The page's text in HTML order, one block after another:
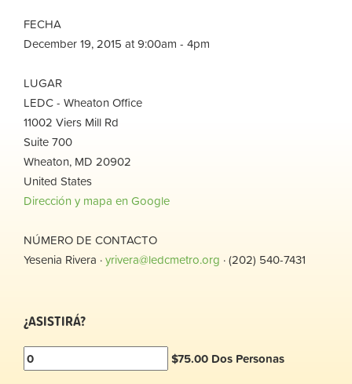
FECHA
December 19, 2015 at 9:00am - 4pm
LUGAR
LEDC - Wheaton Office
11002 Viers Mill Rd
Suite 700
Wheaton, MD 20902
United States
Dirección y mapa en Google
NÚMERO DE CONTACTO
Yesenia Rivera ·yrivera@ledcmetro.org · (202) 540-7431
¿ASISTIRÁ?
$75.00 Dos Personas